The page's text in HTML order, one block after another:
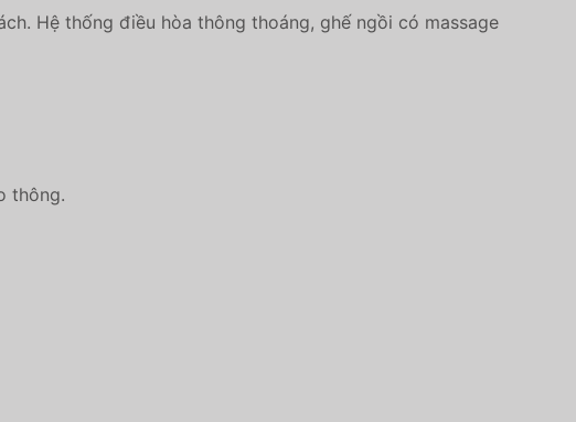
Hệ thống điều hòa thông thoáng, ghế ngồi có massage
thông.